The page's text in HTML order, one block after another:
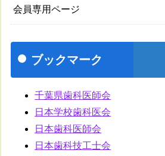
会員専用ページ
ブックマーク
千葉県歯科医師会
日本学校歯科医会
日本歯科医師会
日本歯科技工士会